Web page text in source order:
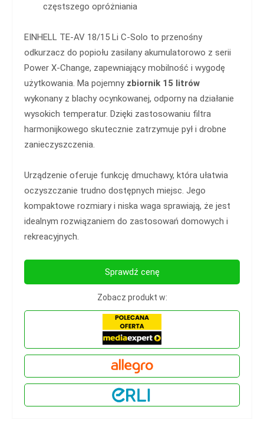
częstszego opróżniania
EINHELL TE-AV 18/15 Li C-Solo to przenośny
odkurzacz do popiołu zasilany akumulatorowo z serii
Power X-Change, zapewniający mobilność i wygodę
użytkowania. Ma pojemny zbiornik 15 litrów
wykonany z blachy ocynkowanej, odporny na działanie
wysokich temperatur. Dzięki zastosowaniu filtra
harmonijkowego skutecznie zatrzymuje pył i drobne
zanieczyszczenia.
Urządzenie oferuje funkcję dmuchawy, która ułatwia
oczyszczanie trudno dostępnych miejsc. Jego
kompaktowe rozmiary i niska waga sprawiają, że jest
idealnym rozwiązaniem do zastosowań domowych i
rekreacyjnych.
Sprawdź cenę
Zobacz produkt w: